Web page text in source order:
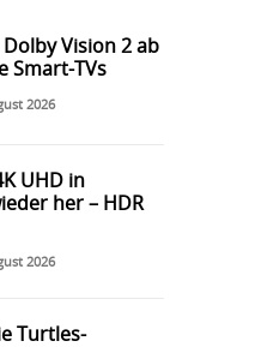
Vision 2 ab
Smart-TVs
2026
UHD in
her – HDR
2026
Turtles-